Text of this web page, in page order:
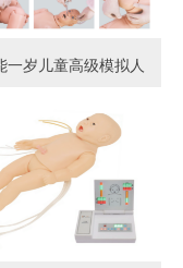
一岁儿童高级模拟人